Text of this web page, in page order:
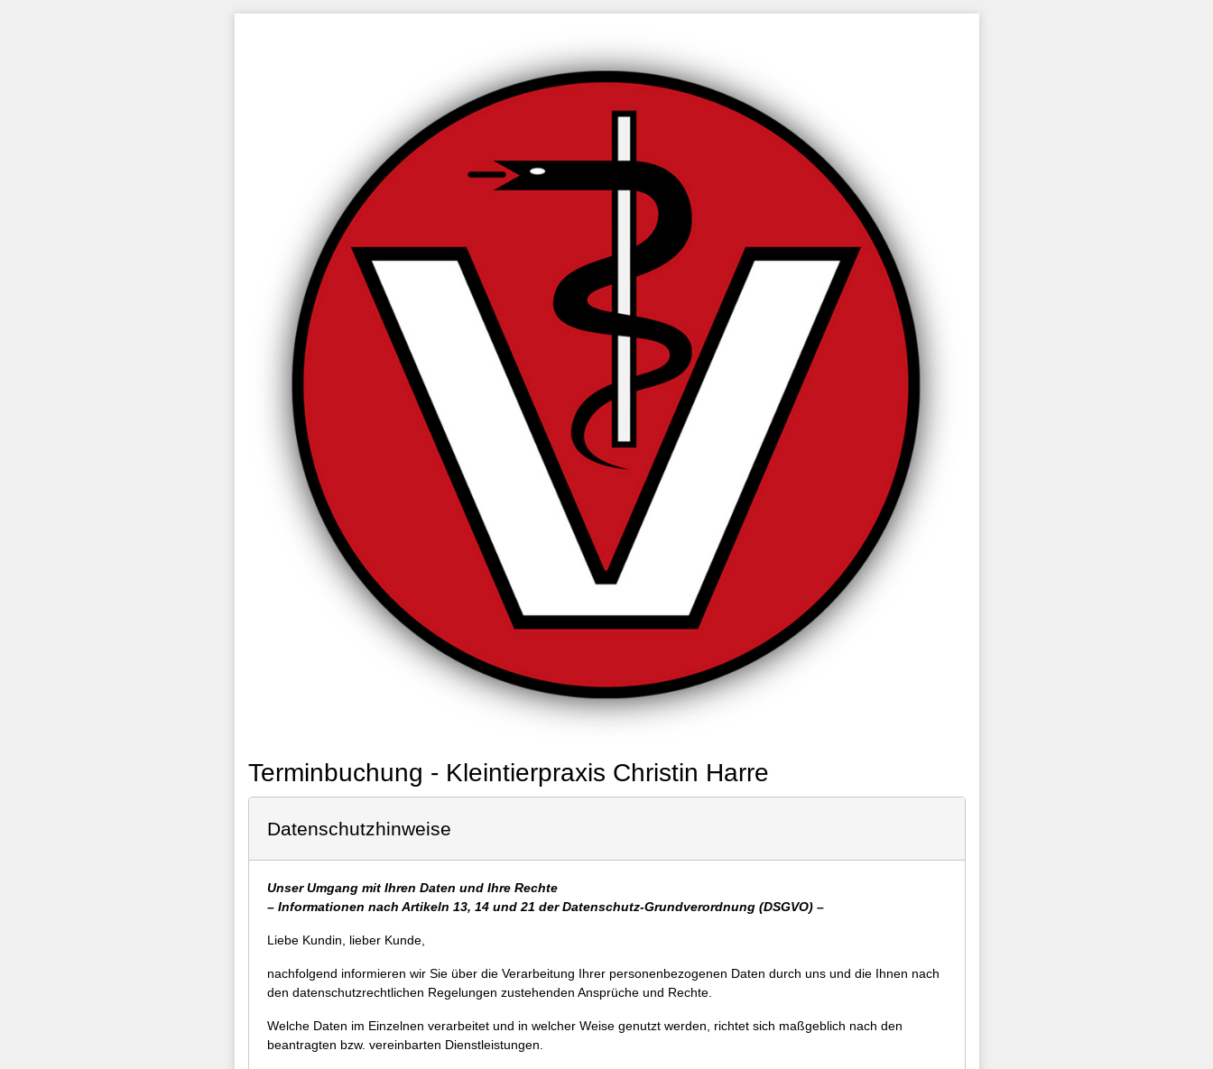
Terminbuchung - Kleintierpraxis Christin Harre
Datenschutzhinweise
Unser Umgang mit Ihren Daten und Ihre Rechte
– Informationen nach Artikeln 13, 14 und 21 der Datenschutz-Grundverordnung (DSGVO) –
Liebe Kundin, lieber Kunde,
nachfolgend informieren wir Sie über die Verarbeitung Ihrer personenbezogenen Daten durch uns und die Ihnen nach
den datenschutzrechtlichen Regelungen zustehenden Ansprüche und Rechte.
Welche Daten im Einzelnen verarbeitet und in welcher Weise genutzt werden, richtet sich maßgeblich nach den
beantragten bzw. vereinbarten Dienstleistungen.